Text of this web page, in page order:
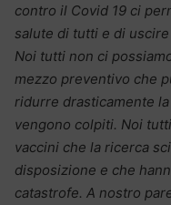
contro il Covid 19 ci
salute di tutti e di
Noi tutti non ci
mezzo preventivo che
ridurre drasticamente
vengono colpiti. Noi
vaccini che la ricerca
disposizione e che
catastrofe. A nostro